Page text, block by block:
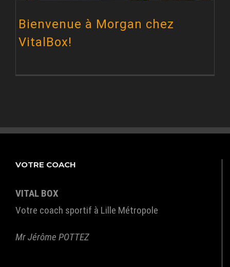
Bienvenue à Morgan chez
VitalBox!
VOTRE COACH
VITAL BOX
Votre coach sportif à Lille Métropole
Mr Jérôme POTTEZ